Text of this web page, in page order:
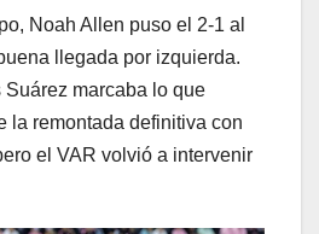
Noah Allen puso el 2-1 al
llegada por izquierda.
marcaba lo que
la remontada definitiva con
el VAR volvió a intervenir